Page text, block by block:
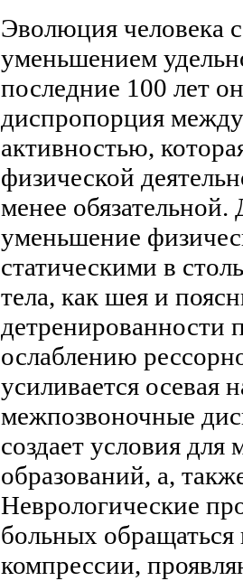
Эволюция человека
уменьшением
последние 100 лет
диспропорция
активностью,
физической
менее
уменьшение
статическими в
тела, как шея и
детренированности
ослаблению
усиливается осевая
межпозвоночные
создает условия для
образований, а,
Неврологические
больных обращаться
компрессии,